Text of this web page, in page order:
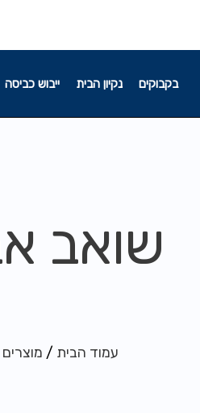
בקבוקים נקיון הבית ייבוש כביסה
שואב
עמוד הבית /